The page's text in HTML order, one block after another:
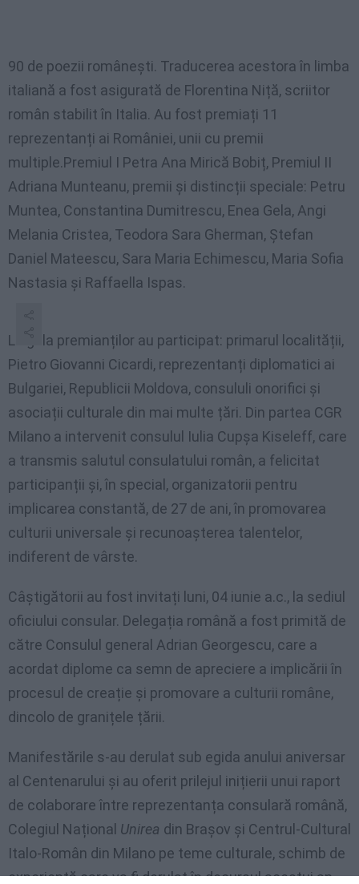
90 de poezii românești. Traducerea acestora în limba
italiană a fost asigurată de Florentina Niță, scriitor
român stabilit în Italia. Au fost premiați 11
reprezentanți ai României, unii cu premii
multiple.Premiul I Petra Ana Mirică Bobiț, Premiul II
Adriana Munteanu, premii și distincții speciale: Petru
Muntea, Constantina Dumitrescu, Enea Gela, Angi
Melania Cristea, Teodora Sara Gherman, Ștefan
Daniel Mateescu, Sara Maria Echimescu, Maria Sofia
Nastasia și Raffaella Ispas.
La gala premianților au participat: primarul localității,
Pietro Giovanni Cicardi, reprezentanți diplomatici ai
Bulgariei, Republicii Moldova, consululi onorifici și
asociații culturale din mai multe țări. Din partea CGR
Milano a intervenit consulul Iulia Cupșa Kiseleff, care
a transmis salutul consulatului român, a felicitat
participanții și, în special, organizatorii pentru
implicarea constantă, de 27 de ani, în promovarea
culturii universale și recunoașterea talentelor,
indiferent de vârste.
Câștigătorii au fost invitați luni, 04 iunie a.c., la sediul
oficiului consular. Delegația română a fost primită de
către Consulul general Adrian Georgescu, care a
acordat diplome ca semn de apreciere a implicării în
procesul de creație și promovare a culturii române,
dincolo de granițele țării.
Manifestările s-au derulat sub egida anului aniversar
al Centenarului și au oferit prilejul inițierii unui raport
de colaborare între reprezentanța consulară română,
Colegiul Național Unirea din Brașov și Centrul-Cultural
Italo-Român din Milano pe teme culturale, schimb de
experiență care va fi derulat în decursul acestui an.